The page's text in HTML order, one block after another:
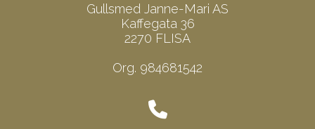
Gullsmed Janne-Mari AS
Kaffegata 36
2270 FLISA
Org. 984681542